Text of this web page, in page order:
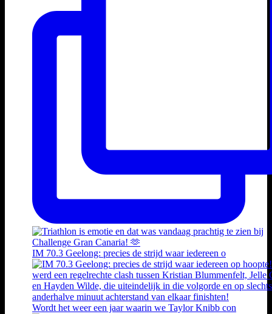
IM 70.3 Geelong: precies de strijd waar iedereen o
Wordt het weer een jaar waarin we Taylor Knibb con